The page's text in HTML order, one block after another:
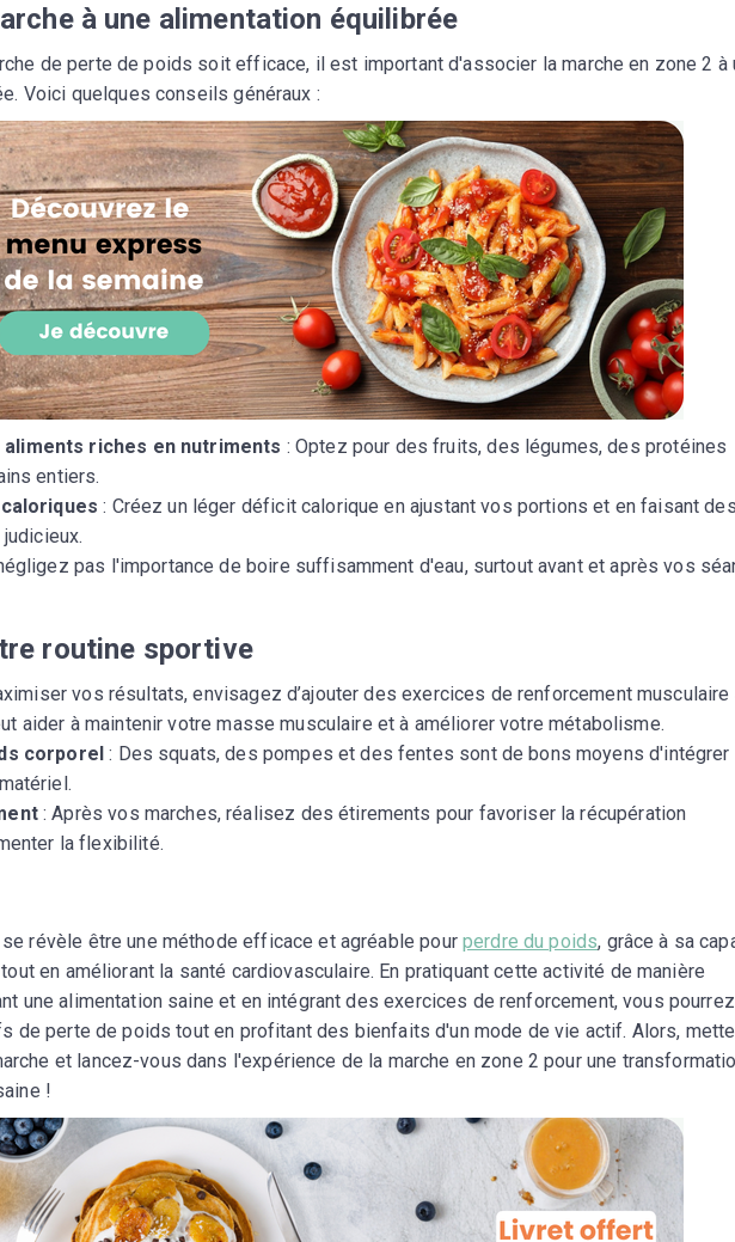
à une alimentation équilibrée
de perte de poids soit efficace, il est important d'associer la marche en zone 2 à
Voici quelques conseils généraux :
aliments riches en nutriments : Optez pour des fruits, des légumes, des protéines
entiers.
: Créez un léger déficit calorique en ajustant vos portions et en faisant des
pas l'importance de boire suffisamment d'eau, surtout avant et après vos
routine sportive
vos résultats, envisagez d’ajouter des exercices de renforcement musculaire
aider à maintenir votre masse musculaire et à améliorer votre métabolisme.
corporel : Des squats, des pompes et des fentes sont de bons moyens d'intégrer
: Après vos marches, réalisez des étirements pour favoriser la récupération
la flexibilité.
révèle être une méthode efficace et agréable pour perdre du poids, grâce à sa
en améliorant la santé cardiovasculaire. En pratiquant cette activité de manière
une alimentation saine et en intégrant des exercices de renforcement, vous pourrez
de perte de poids tout en profitant des bienfaits d'un mode de vie actif. Alors,
et lancez-vous dans l'expérience de la marche en zone 2 pour une
!